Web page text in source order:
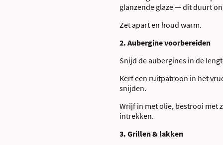
glanzende glaze — dit duurt
Zet apart en houd warm.
2. Aubergine voorbereiden
Snijd de aubergines in de
Kerf een ruitpatroon in het
snijden.
Wrijf in met olie, bestrooi met
intrekken.
3. Grillen & lakken